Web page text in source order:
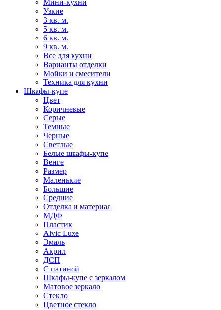
Мини-кухни
Узкие
3 кв. м.
5 кв. м.
6 кв. м.
9 кв. м.
Все для кухни
Варианты отделки
Мойки и смесители
Техника для кухни
Шкафы-купе
Цвет
Коричневые
Серые
Темные
Черные
Светлые
Белые шкафы-купе
Венге
Размер
Маленькие
Большие
Средние
Отделка и материал
МДФ
Пластик
Alvic Luxe
Эмаль
Акрил
ДСП
С патиной
Шкафы-купе с зеркалом
Матовое зеркало
Стекло
Цветное стекло